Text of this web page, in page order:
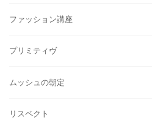
ファッション講座
プリミティヴ
ムッシュの朝定
リスペクト